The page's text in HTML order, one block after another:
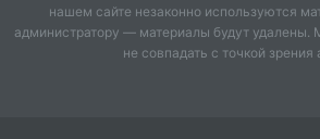
нашем сайте незаконно используются
администратору — материалы будут
не совпадать с точкой зрения